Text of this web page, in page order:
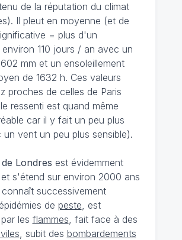
de la réputation du climat
Il pleut en moyenne (et de
= plus d'un
environ 110 jours / an avec un
mm et un ensoleillement
de 1632 h. Ces valeurs
proches de celles de Paris
ressenti est quand même
car il y fait un peu plus
vent un peu plus sensible).
Londres est évidemment
s'étend sur environ 2000 ans
successivement
de peste, est
les flammes, fait face à des
, subit des bombardements